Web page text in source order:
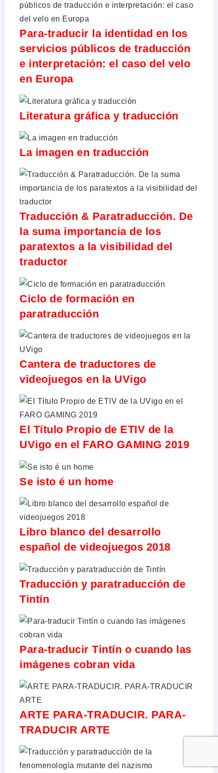
Para-traducir la identidad en los
servicios públicos de traducción
e interpretación: el caso del velo
en Europa
Literatura gráfica y traducción
La imagen en traducción
Traducción & Paratraducción. De
la suma importancia de los
paratextos a la visibilidad del
traductor
Ciclo de formación en
paratraducción
Cantera de traductores de
videojuegos en la UVigo
El Título Propio de ETIV de la
UVigo en el FARO GAMING 2019
Se isto é un home
Libro blanco del desarrollo
español de videojuegos 2018
Traducción y paratraducción de
Tintín
Para-traducir Tintín o cuando las
imágenes cobran vida
ARTE PARA-TRADUCIR. PARA-
TRADUCIR ARTE